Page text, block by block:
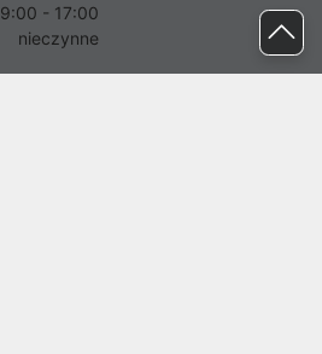
9:00 - 17:00
nieczynne